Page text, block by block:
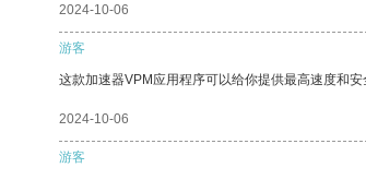
2024-10-06
游客
这款加速器VPM应用程序可以给你提供最高速度和
2024-10-06
游客